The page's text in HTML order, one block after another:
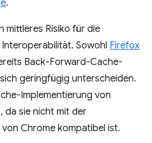
.
mittleres Risiko für die
Sowohl Firefox
Back-Forward-Cache-
geringfügig unterscheiden.
Implementierung von
da sie nicht mit der
Chrome kompatibel ist.